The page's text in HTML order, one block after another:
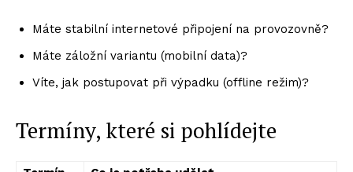
Máte stabilní internetové připojení na provozovně?
Máte záložní variantu (mobilní data)?
Víte, jak postupovat při výpadku (offline režim)?
Termíny, které si pohlídejte